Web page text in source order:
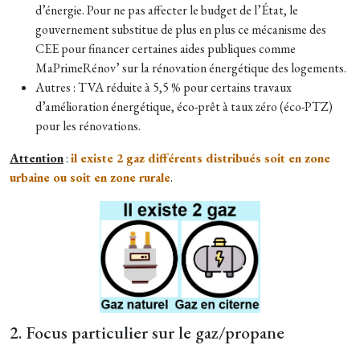
d’énergie. Pour ne pas affecter le budget de l’État, le
gouvernement substitue de plus en plus ce mécanisme des
CEE pour financer certaines aides publiques comme
MaPrimeRénov’ sur la rénovation énergétique des logements.
Autres : TVA réduite à 5,5 % pour certains travaux
d’amélioration énergétique, éco-prêt à taux zéro (éco-PTZ)
pour les rénovations.
Attention:il existe 2 gaz différents distribués soit en zone
urbaine ou soit en zone rurale.
2. Focus particulier sur le gaz/propane